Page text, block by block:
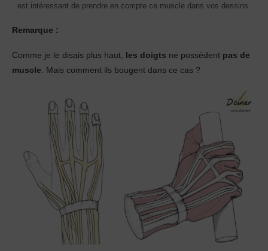
est intéressant de prendre en compte ce muscle dans vos dessins.
Remarque :
Comme je le disais plus haut, les doigts ne possèdent pas de
muscle . Mais comment ils bougent dans ce cas ?